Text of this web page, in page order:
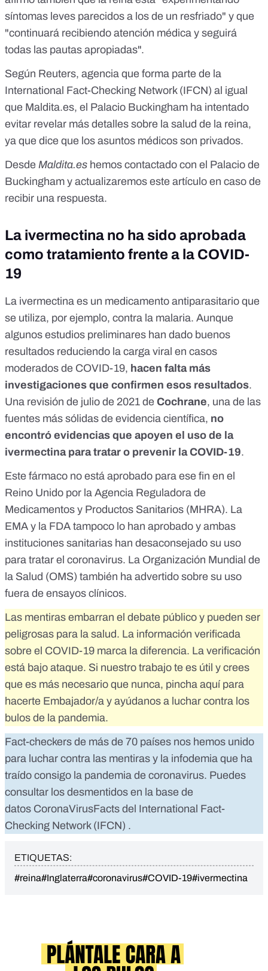
síntomas leves parecidos a los de un resfriado" y que
"continuará recibiendo atención médica y seguirá
todas las pautas apropiadas".
Según Reuters, agencia que forma parte de la
International Fact-Checking Network (IFCN) al igual
que Maldita.es, el Palacio Buckingham ha intentado
evitar revelar más detalles sobre la salud de la reina,
ya que dice que los asuntos médicos son privados.
Desde Maldita.es hemos contactado con el Palacio de
Buckingham y actualizaremos este artículo en caso de
recibir una respuesta.
La ivermectina no ha sido aprobada
como tratamiento frente a la COVID-
19
La ivermectina es un medicamento antiparasitario que
se utiliza, por ejemplo, contra la malaria. Aunque
algunos estudios preliminares han dado buenos
resultados reduciendo la carga viral en casos
moderados de COVID-19, hacen falta más
investigaciones que confirmen esos resultados.
Una revisión de julio de 2021 de Cochrane, una de las
fuentes más sólidas de evidencia científica, no
encontró evidencias que apoyen el uso de la
ivermectina para tratar o prevenir la COVID-19.
Este fármaco no está aprobado para ese fin en el
Reino Unido por la Agencia Reguladora de
Medicamentos y Productos Sanitarios (MHRA). La
EMA y la FDA tampoco lo han aprobado y ambas
instituciones sanitarias han desaconsejado su uso
para tratar el coronavirus. La Organización Mundial de
la Salud (OMS) también ha advertido sobre su uso
fuera de ensayos clínicos.
Las mentiras embarran el debate público y pueden ser
peligrosas para la salud. La información verificada
sobre el COVID-19 marca la diferencia. La verificación
está bajo ataque. Si nuestro trabajo te es útil y crees
que es más necesario que nunca, pincha aquí para
hacerte Embajador/a y ayúdanos a luchar contra los
bulos de la pandemia.
Fact-checkers de más de 70 países nos hemos unido
para luchar contra las mentiras y la infodemia que ha
traído consigo la pandemia de coronavirus. Puedes
consultar los desmentidos en la base de
datos CoronaVirusFacts del International Fact-
Checking Network (IFCN) .
ETIQUETAS:
#reina#Inglaterra#coronavirus#COVID-19#ivermectina